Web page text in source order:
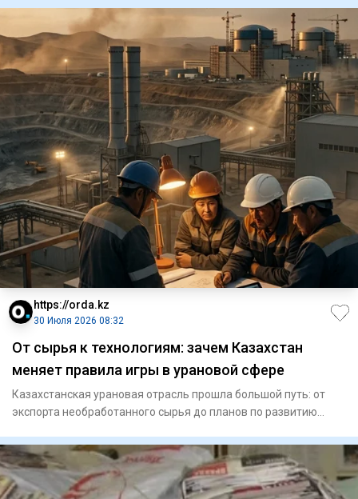
https://orda.kz
30 Июля 2026 08:32
От сырья к технологиям: зачем Казахстан
меняет правила игры в урановой сфере
Казахстанская урановая отрасль прошла большой путь: от
экспорта необработанного сырья до планов по развитию